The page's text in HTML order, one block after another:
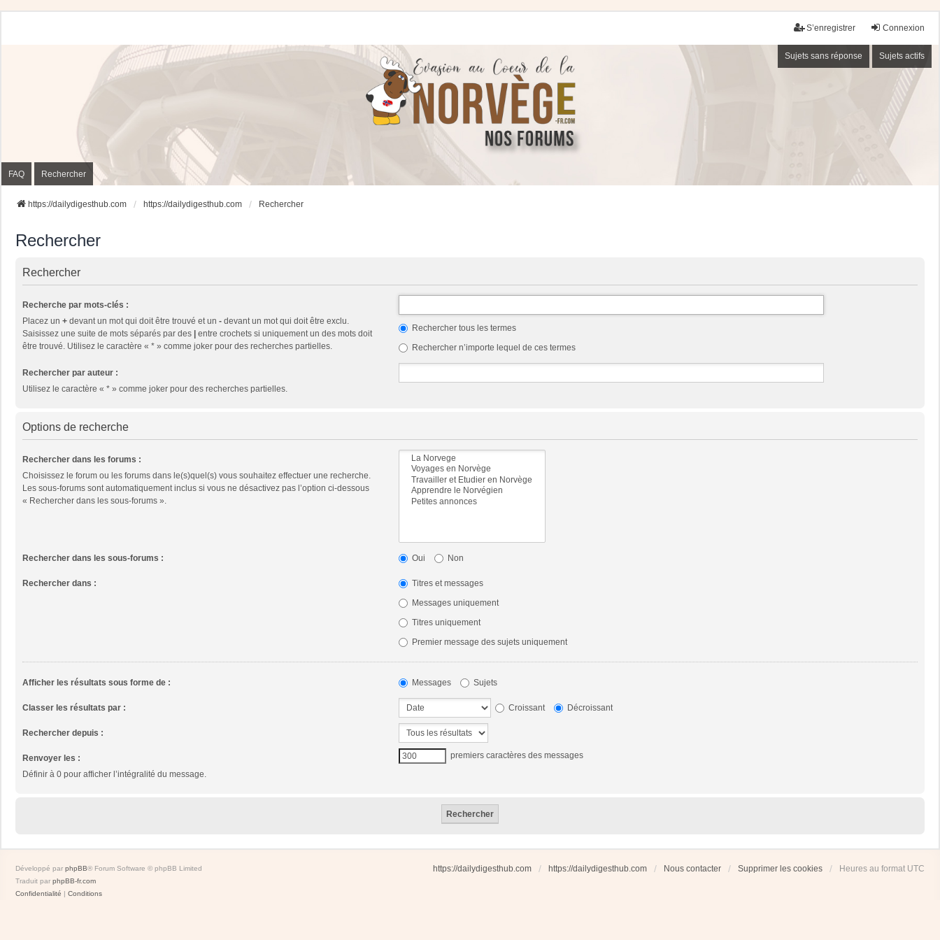
Connexion
S’enregistrer
Sujets sans réponse Sujets actifs
FAQ Rechercher
https://dailydigesthub.com https://dailydigesthub.com Rechercher
Rechercher
Rechercher
Recherche par mots-clés :
Placez un + devant un mot qui doit être trouvé et un - devant un mot qui doit être exclu.
Saisissez une suite de mots séparés par des
entre crochets si uniquement un des mots doit
être trouvé. Utilisez le caractère « * » comme joker pour des recherches partielles.
Rechercher tous les termes
Rechercher n’importe lequel de ces termes
Rechercher par auteur :
Utilisez le caractère « * » comme joker pour des recherches partielles.
Options de recherche
Rechercher dans les forums :
Choisissez le forum ou les forums dans le(s)quel(s) vous souhaitez effectuer une recherche.
Les sous-forums sont automatiquement inclus si vous ne désactivez pas l’option ci-dessous
« Rechercher dans les sous-forums ».
Rechercher dans les sous-forums : Oui Non
Rechercher dans :
Titres et messages
Messages uniquement
Titres uniquement
Premier message des sujets uniquement
Afficher les résultats sous forme de : Messages Sujets
Classer les résultats par : Croissant Décroissant
Rechercher depuis :
Renvoyer les :
Définir à 0 pour afficher l’intégralité du message.
premiers caractères des messages
https://dailydigesthub.com https://dailydigesthub.com Nous contacter Supprimer les cookies Heures au format UTC
Développé par phpBB® Forum Software © phpBB Limited
Traduit par phpBB-fr.com
Confidentialité | Conditions